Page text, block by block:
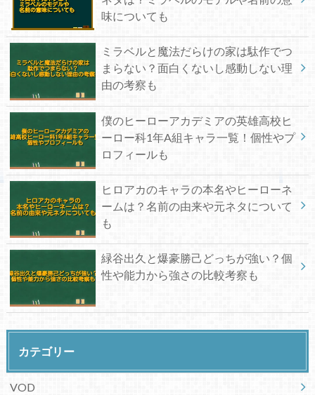
味についても
ミラベルと魔法だらけの家は駄作でつ
まらない？面白くないし感動しない理
由の考察も
僕のヒーローアカデミアの英雄高校ヒ
ーロー科1年A組キャラ一覧！個性やプ
ロフィールも
ヒロアカのキャラの本名やヒーローネ
ームは？名前の由来や元ネタについて
も
緑谷出久と爆豪勝己どっちが強い？個
性や能力から強さの比較考察も
カテゴリー
VOD